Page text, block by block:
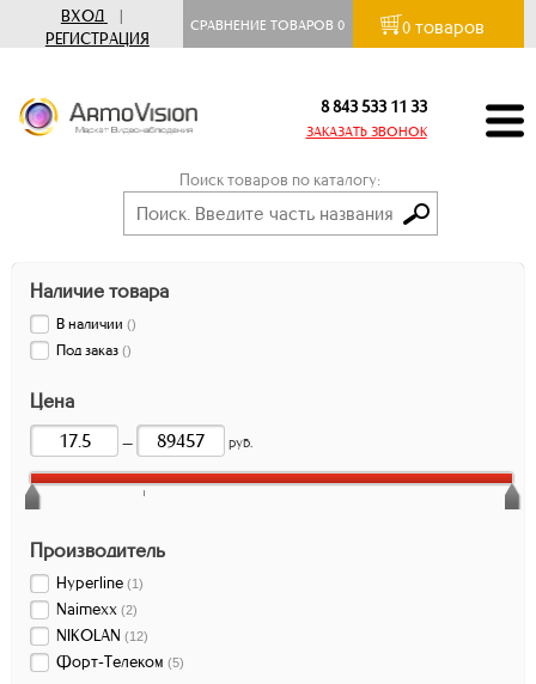
ВХОД
|
РЕГИСТРАЦИЯ
СРАВНЕНИЕ ТОВАРОВ0 0 товаров
8 843 533 11 33
ЗАКАЗАТЬ ЗВОНОК
Поиск товаров по каталогу:
Наличие товара
В наличии ()
Под заказ ()
Цена
— руб.
Производитель
Hyperline (1)
Naimexx (2)
NIKOLAN (12)
Форт-Телеком (5)